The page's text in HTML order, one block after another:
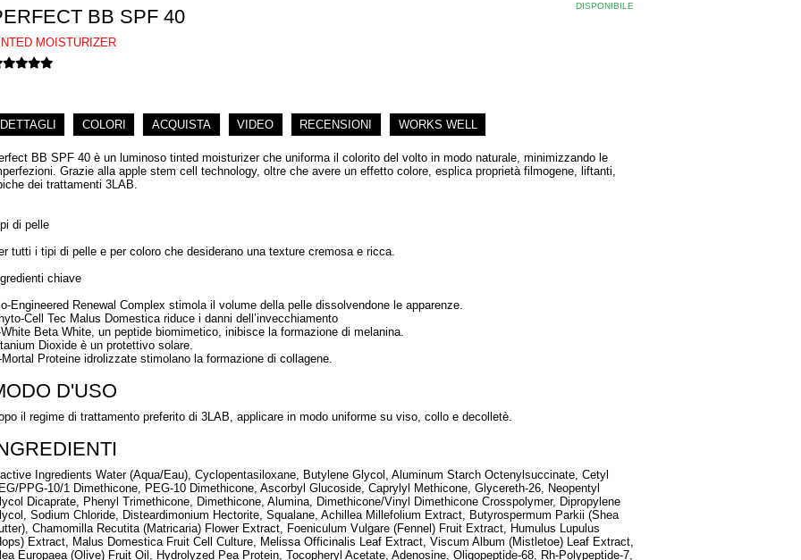
BB SPF 40
MOISTURIZER
DISPONIBILE
DETTAGLI COLORI ACQUISTA VIDEO RECENSIONI WORKS WELL
BB SPF 40 è un luminoso tinted moisturizer che uniforma il colorito del volto in modo naturale, minimizzando le
Grazie alla apple stem cell technology, oltre che avere un effetto colore, esplica proprietà filmogene, liftanti,
dei trattamenti 3LAB.
di pelle
tutti i tipi di pelle e per coloro che desiderano una texture cremosa e ricca.
chiave
Engineered Renewal Complex stimola il volume della pelle dissolvendone le apparenze.
Cell Tec Malus Domestica riduce i danni dell’invecchiamento
Beta White, un peptide biomimetico, inibisce la formazione di melanina.
Dioxide è un protettivo solare.
Proteine idrolizzate stimolano la formazione di collagene.
D'USO
il regime di trattamento preferito di 3LAB, applicare in modo uniforme su viso, collo e decolletè.
Ingredients Water (Aqua/Eau), Cyclopentasiloxane, Butylene Glycol, Aluminum Starch Octenylsuccinate, Cetyl
PPG-10/1 Dimethicone, PEG-10 Dimethicone, Ascorbyl Glucoside, Caprylyl Methicone, Glycereth-26, Neopentyl
Dicaprate, Phenyl Trimethicone, Dimethicone, Alumina, Dimethicone/Vinyl Dimethicone Crosspolymer, Dipropylene
Sodium Chloride, Disteardimonium Hectorite, Squalane, Achillea Millefolium Extract, Butyrospermum Parkii (Shea
Chamomilla Recutita (Matricaria) Flower Extract, Foeniculum Vulgare (Fennel) Fruit Extract, Humulus Lupulus
Extract, Malus Domestica Fruit Cell Culture, Melissa Officinalis Leaf Extract, Viscum Album (Mistletoe) Leaf Extract,
Europaea (Olive) Fruit Oil, Hydrolyzed Pea Protein, Tocopheryl Acetate, Adenosine, Oligopeptide-68, Rh-Polypeptide-7,